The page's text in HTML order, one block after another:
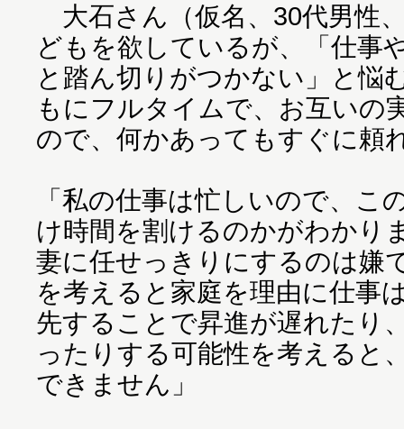
大石さん（仮名、30代男性
どもを欲しているが、「仕事
と踏ん切りがつかない」と悩
もにフルタイムで、お互いの
ので、何かあってもすぐに頼
「私の仕事は忙しいので、こ
け時間を割けるのかがわかり
妻に任せっきりにするのは嫌
を考えると家庭を理由に仕事
先することで昇進が遅れたり
ったりする可能性を考えると
できません」